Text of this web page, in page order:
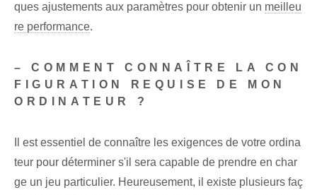
ques ajustements aux paramètres pour obtenir un meilleu
re performance.
– COMMENT CONNAÎTRE LA CON
FIGURATION REQUISE DE MON
ORDINATEUR ?
Il est essentiel de connaître les exigences de votre ordina
teur pour déterminer s'il sera capable de prendre en char
ge un jeu particulier. Heureusement, il existe plusieurs faç